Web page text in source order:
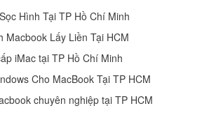
Hình Tại TP Hồ Chí Minh
Macbook Lấy Liền Tại HCM
iMac tại TP Hồ Chí Minh
Cho MacBook Tại TP HCM
chuyên nghiệp tại TP HCM